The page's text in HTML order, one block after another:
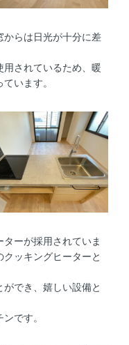
からは日光が十分に差
用されているため、暖
います。
ーが採用されていま
ッキングヒーターと
でき、嬉しい設備と
です。